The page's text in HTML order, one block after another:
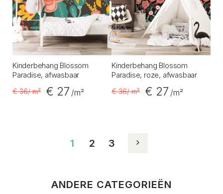
Kinderbehang Blossom
Paradise, afwasbaar
€ 36/ m² € 27 /m²
Kinderbehang Blossom
Paradise, roze, afwasbaar
€ 36/ m² € 27 /m²
1 2 3
ANDERE CATEGORIEËN